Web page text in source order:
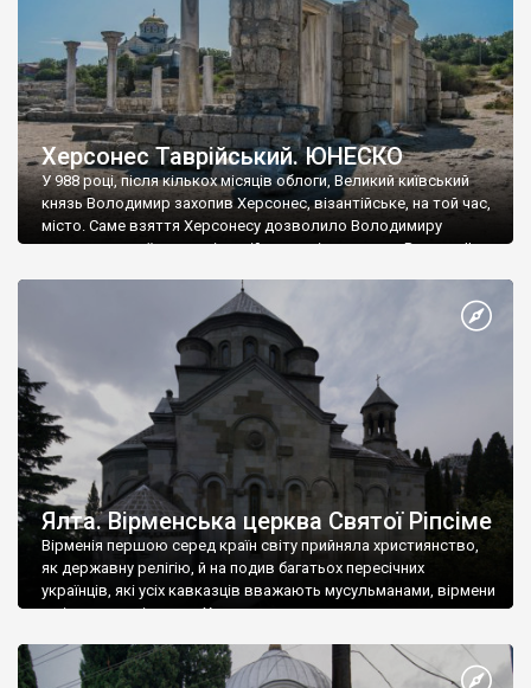
Херсонес Таврійський. ЮНЕСКО
У 988 році, після кількох місяців облоги, Великий київський
князь Володимир захопив Херсонес, візантійське, на той час,
місто. Саме взяття Херсонесу дозволило Володимиру
диктувати свої умови візантійському імператору Василю ІІ, та
Херсонесі Володимир-язичник, став Василем-християнином.
А потім було Хрещення Русі. На честь Херсонесу Таврійського
Ялта. Вірменська церква Святої Ріпсіме
Вірменія першою серед країн світу прийняла християнство,
як державну релігію, й на подив багатьох пересічних
українців, які усіх кавказців вважають мусульманами, вірмени
є відданими вірянами Христа